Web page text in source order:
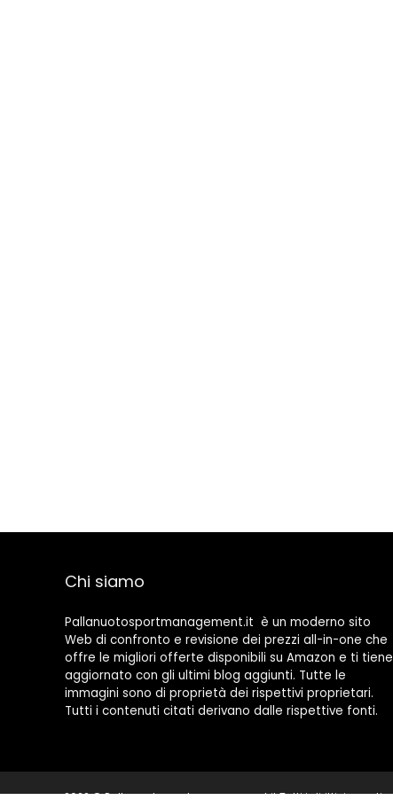
Chi siamo
Pallanuotosportmanagement.it è un moderno sito
Web di confronto e revisione dei prezzi all-in-one che
offre le migliori offerte disponibili su Amazon e ti tiene
aggiornato con gli ultimi blog aggiunti. Tutte le
immagini sono di proprietà dei rispettivi proprietari.
Tutti i contenuti citati derivano dalle rispettive fonti.
2022 © Pallanuotosportmanagement.it Tutti i diritti riservati